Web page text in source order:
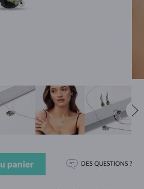
panier DES QUESTIONS ?